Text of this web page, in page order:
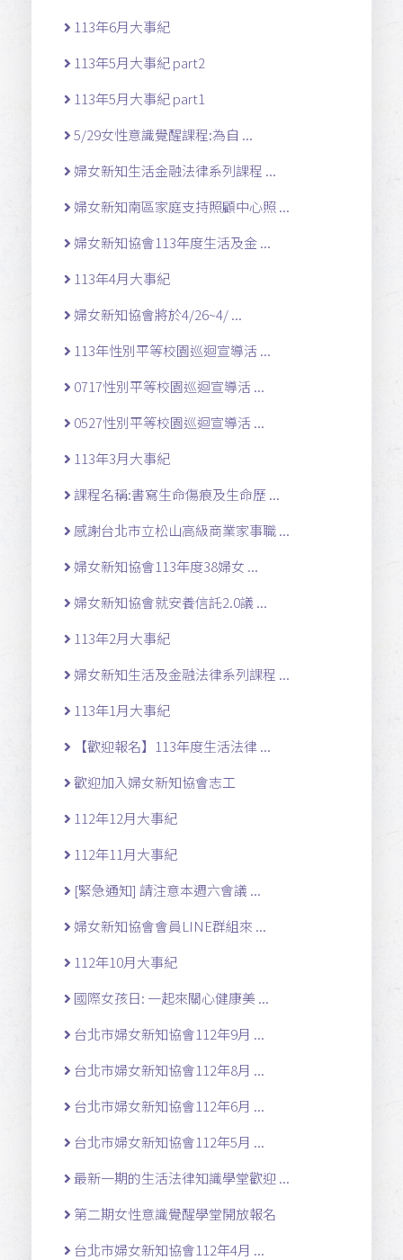
113年6月大事紀
113年5月大事紀 part2
113年5月大事紀 part1
5/29女性意識覺醒課程:為自 ...
婦女新知生活金融法律系列課程 ...
婦女新知南區家庭支持照顧中心照 ...
婦女新知協會113年度生活及金 ...
113年4月大事紀
婦女新知協會將於4/26~4/ ...
113年性別平等校園巡迴宣導活 ...
0717性別平等校園巡迴宣導活 ...
0527性別平等校園巡迴宣導活 ...
113年3月大事紀
課程名稱:書寫生命傷痕及生命歷 ...
感謝台北市立松山高級商業家事職 ...
婦女新知協會113年度38婦女 ...
婦女新知協會就安養信託2.0議 ...
113年2月大事紀
婦女新知生活及金融法律系列課程 ...
113年1月大事紀
【歡迎報名】113年度生活法律 ...
歡迎加入婦女新知協會志工
112年12月大事紀
112年11月大事紀
[緊急通知] 請注意本週六會議 ...
婦女新知協會會員LINE群組來 ...
112年10月大事紀
國際女孩日: 一起來關心健康美 ...
台北市婦女新知協會112年9月 ...
台北市婦女新知協會112年8月 ...
台北市婦女新知協會112年6月 ...
台北市婦女新知協會112年5月 ...
最新一期的生活法律知識學堂歡迎 ...
第二期女性意識覺醒學堂開放報名
台北市婦女新知協會112年4月 ...